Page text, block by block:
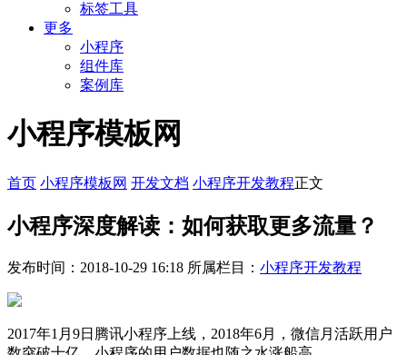
标签工具
更多
小程序
组件库
案例库
小程序模板网
首页 小程序模板网 开发文档 小程序开发教程正文
小程序深度解读：如何获取更多流量？
发布时间：2018-10-29 16:18 所属栏目： 小程序开发教程
2017年1月9日腾讯小程序上线，2018年6月，微信月活跃用户